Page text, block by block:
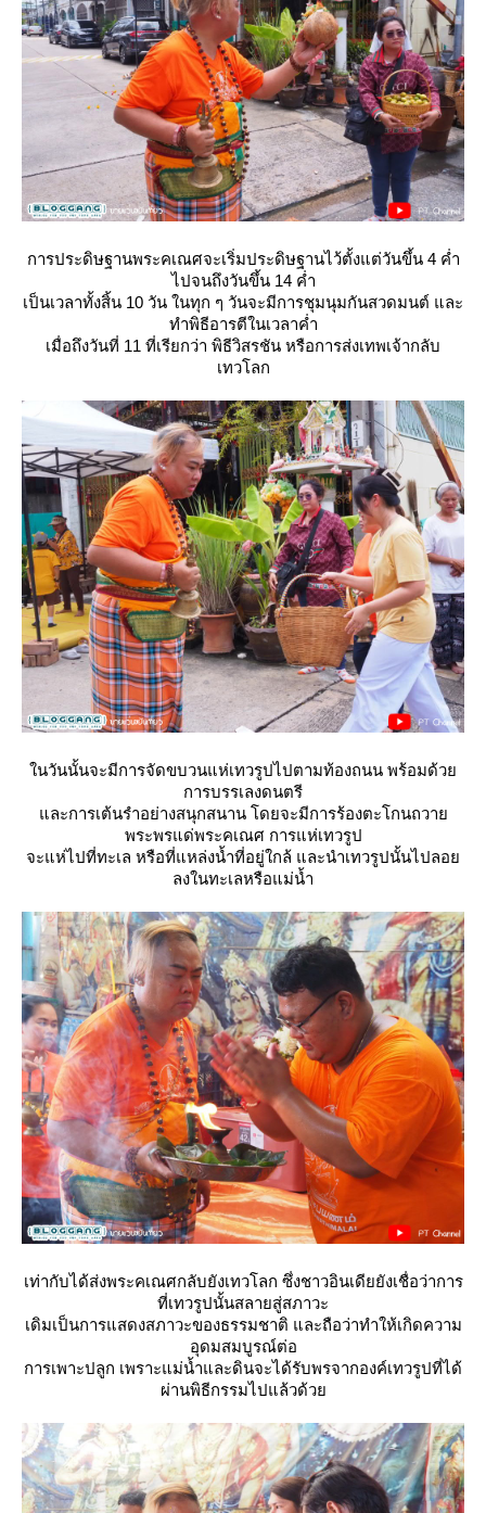
การประดิษฐานพระคเณศจะเริ่มประดิษฐานไว้ตั้งแต่วันขึ้น 4 ค่ำ
ไปจนถึงวันขึ้น 14 ค่ำ
เป็นเวลาทั้งสิ้น 10 วัน ในทุก ๆ วันจะมีการชุมนุมกันสวดมนต์ และ
ทำพิธีอารตีในเวลาค่ำ
เมื่อถึงวันที่ 11 ที่เรียกว่า พิธีวิสรชัน หรือการส่งเทพเจ้ากลับ
เทวโลก
นวันนั้นจะมีการจัดขบวนแห่เทวรูปไปตามท้องถนน พร้อมด้ว
การบรรเลงดนตรี
ละการเต้นรำอย่างสนุกสนาน โดยจะมีการร้องตะโกนถวา
พระพรแด่พระคเณศ การแห่เทวรูป
จะแห่ไปที่ทะเล หรือที่แหล่งน้ำที่อยู่ใกล้ และนำเทวรูปนั้นไปลอ
ลงในทะเลหรือแม่น้ำ
เท่ากับได้ส่งพระคเณศกลับยังเทวโลก ซึ่งชาวอินเดียยังเชื่อว่าการ
ที่เทวรูปนั้นสลายสู่สภาวะ
เดิมเป็นการแสดงสภาวะของธรรมชาติ และถือว่าทำให้เกิดความ
อุดมสมบูรณ์ต่อ
การเพาะปลูก เพราะแม่น้ำและดินจะได้รับพรจากองค์เทวรูปที่ได้
ผ่านพิธีกรรมไปแล้วด้ว